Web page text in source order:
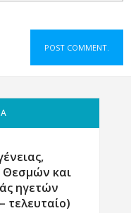
και
ηγετών
τελευταίο)